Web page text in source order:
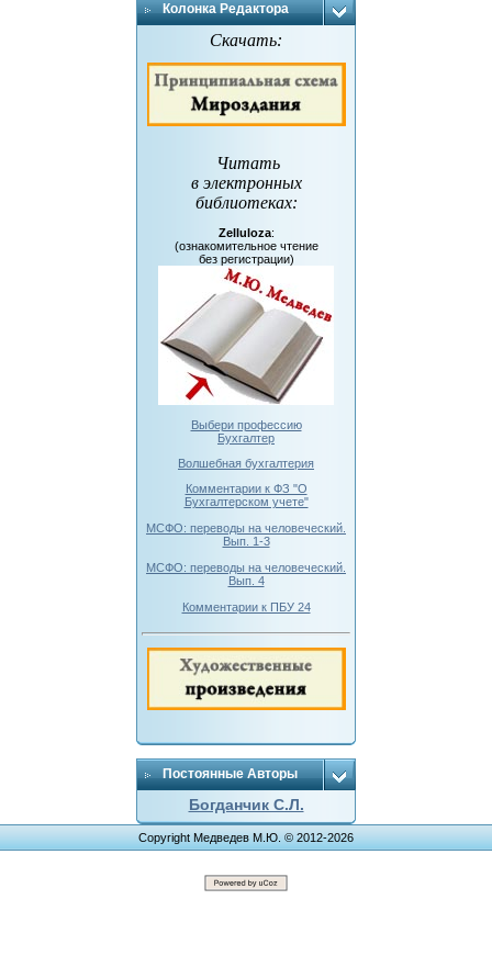
Колонка Редактора
Скачать:
Читать
в электронных
библиотеках:
Zelluloza:
(ознакомительное чтение
без регистрации)
Выбери профессию
Бухгалтер
Волшебная бухгалтерия
Комментарии к ФЗ "О
Бухгалтерском учете"
МСФО: переводы на человеческий.
Вып. 1-3
МСФО: переводы на человеческий.
Вып. 4
Комментарии к ПБУ 24
Постоянные Авторы
Богданчик С.Л.
Copyright Медведев М.Ю. © 2012-2026